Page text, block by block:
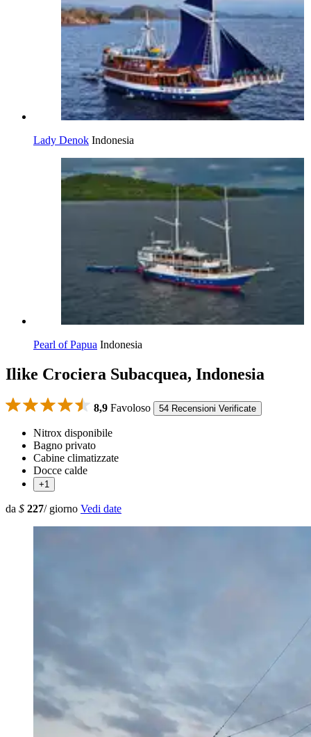
Lady Denok Indonesia
Pearl of Papua Indonesia
Ilike Crociera Subacquea, Indonesia
8,9 Favoloso 54 Recensioni Verificate
Nitrox disponibile
Bagno privato
Cabine climatizzate
Docce calde
+1
da $ 227/ giorno Vedi date